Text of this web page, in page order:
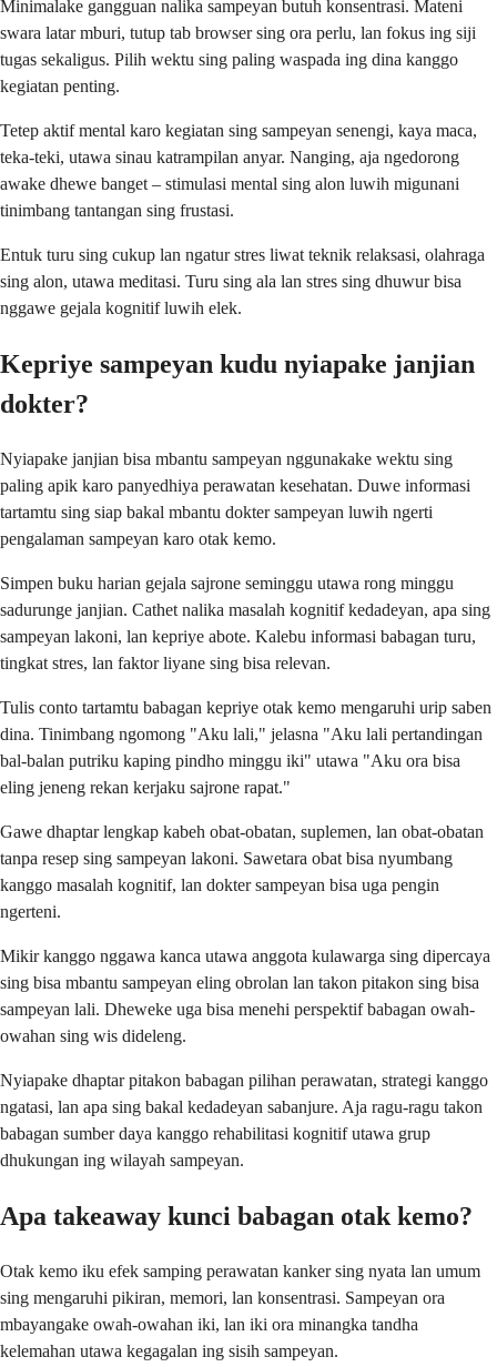
Minimalake gangguan nalika sampeyan butuh konsentrasi. Mateni
swara latar mburi, tutup tab browser sing ora perlu, lan fokus ing siji
tugas sekaligus. Pilih wektu sing paling waspada ing dina kanggo
kegiatan penting.
Tetep aktif mental karo kegiatan sing sampeyan senengi, kaya maca,
teka-teki, utawa sinau katrampilan anyar. Nanging, aja ngedorong
awake dhewe banget – stimulasi mental sing alon luwih migunani
tinimbang tantangan sing frustasi.
Entuk turu sing cukup lan ngatur stres liwat teknik relaksasi, olahraga
sing alon, utawa meditasi. Turu sing ala lan stres sing dhuwur bisa
nggawe gejala kognitif luwih elek.
Kepriye sampeyan kudu nyiapake janjian
dokter?
Nyiapake janjian bisa mbantu sampeyan nggunakake wektu sing
paling apik karo panyedhiya perawatan kesehatan. Duwe informasi
tartamtu sing siap bakal mbantu dokter sampeyan luwih ngerti
pengalaman sampeyan karo otak kemo.
Simpen buku harian gejala sajrone seminggu utawa rong minggu
sadurunge janjian. Cathet nalika masalah kognitif kedadeyan, apa sing
sampeyan lakoni, lan kepriye abote. Kalebu informasi babagan turu,
tingkat stres, lan faktor liyane sing bisa relevan.
Tulis conto tartamtu babagan kepriye otak kemo mengaruhi urip saben
dina. Tinimbang ngomong "Aku lali," jelasna "Aku lali pertandingan
bal-balan putriku kaping pindho minggu iki" utawa "Aku ora bisa
eling jeneng rekan kerjaku sajrone rapat."
Gawe dhaptar lengkap kabeh obat-obatan, suplemen, lan obat-obatan
tanpa resep sing sampeyan lakoni. Sawetara obat bisa nyumbang
kanggo masalah kognitif, lan dokter sampeyan bisa uga pengin
ngerteni.
Mikir kanggo nggawa kanca utawa anggota kulawarga sing dipercaya
sing bisa mbantu sampeyan eling obrolan lan takon pitakon sing bisa
sampeyan lali. Dheweke uga bisa menehi perspektif babagan owah-
owahan sing wis dideleng.
Nyiapake dhaptar pitakon babagan pilihan perawatan, strategi kanggo
ngatasi, lan apa sing bakal kedadeyan sabanjure. Aja ragu-ragu takon
babagan sumber daya kanggo rehabilitasi kognitif utawa grup
dhukungan ing wilayah sampeyan.
Apa takeaway kunci babagan otak kemo?
Otak kemo iku efek samping perawatan kanker sing nyata lan umum
sing mengaruhi pikiran, memori, lan konsentrasi. Sampeyan ora
mbayangake owah-owahan iki, lan iki ora minangka tandha
kelemahan utawa kegagalan ing sisih sampeyan.